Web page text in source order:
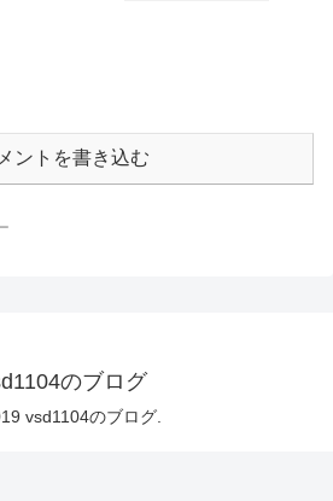
ントを書き込む
のブログ
vsd1104のブログ.